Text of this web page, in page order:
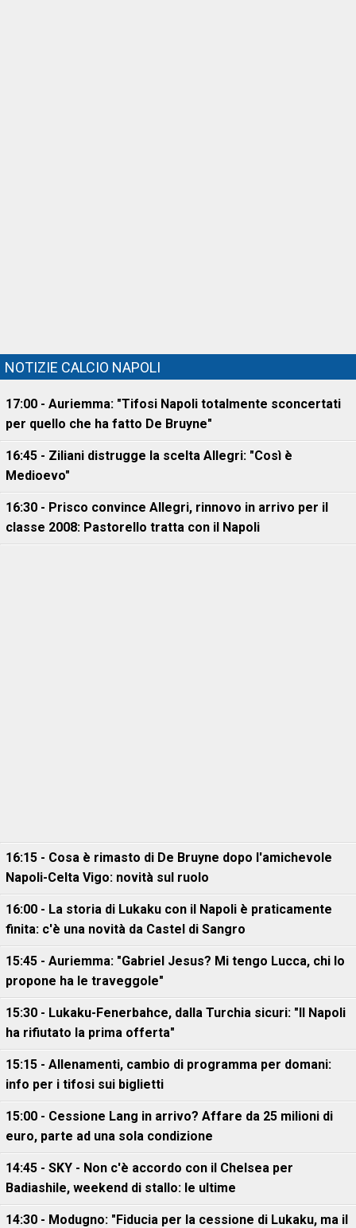
NOTIZIE CALCIO NAPOLI
17:00 - Auriemma: "Tifosi Napoli totalmente sconcertati
per quello che ha fatto De Bruyne"
16:45 - Ziliani distrugge la scelta Allegri: "Così è
Medioevo"
16:30 - Prisco convince Allegri, rinnovo in arrivo per il
classe 2008: Pastorello tratta con il Napoli
16:15 - Cosa è rimasto di De Bruyne dopo l'amichevole
Napoli-Celta Vigo: novità sul ruolo
16:00 - La storia di Lukaku con il Napoli è praticamente
finita: c'è una novità da Castel di Sangro
15:45 - Auriemma: "Gabriel Jesus? Mi tengo Lucca, chi lo
propone ha le traveggole"
15:30 - Lukaku-Fenerbahce, dalla Turchia sicuri: "Il Napoli
ha rifiutato la prima offerta"
15:15 - Allenamenti, cambio di programma per domani:
info per i tifosi sui biglietti
15:00 - Cessione Lang in arrivo? Affare da 25 milioni di
euro, parte ad una sola condizione
14:45 - SKY - Non c'è accordo con il Chelsea per
Badiashile, weekend di stallo: le ultime
14:30 - Modugno: "Fiducia per la cessione di Lukaku, ma il